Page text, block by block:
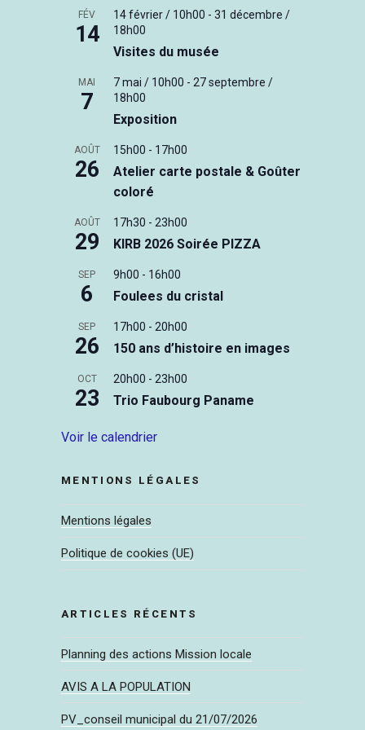
FÉV
14
14 février / 10h00 - 31 décembre /
18h00
Visites du musée
MAI
7
7 mai / 10h00 - 27 septembre /
18h00
Exposition
AOÛT
26
15h00 - 17h00
Atelier carte postale & Goûter
coloré
AOÛT
29
17h30 - 23h00
KIRB 2026 Soirée PIZZA
SEP
6
9h00 - 16h00
Foulees du cristal
SEP
26
17h00 - 20h00
150 ans d’histoire en images
OCT
23
20h00 - 23h00
Trio Faubourg Paname
Voir le calendrier
MENTIONS LÉGALES
Mentions légales
Politique de cookies (UE)
ARTICLES RÉCENTS
Planning des actions Mission locale
AVIS A LA POPULATION
PV_conseil municipal du 21/07/2026